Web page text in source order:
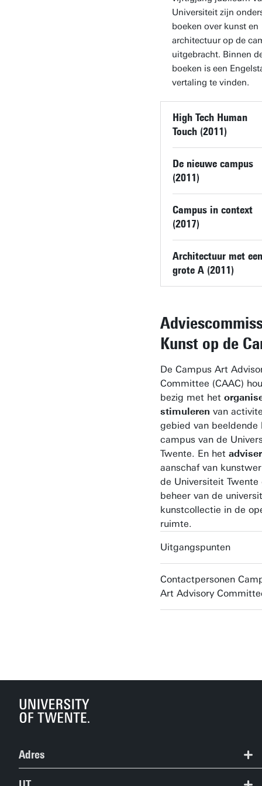
Universiteit zijn
boeken over kunst en
architectuur op de
uitgebracht. Binnen
boeken is een
vertaling te vinden.
High Tech Human
Touch (2011)
De nieuwe campus
(2011)
Campus in context
(2017)
Architectuur met een
grote A (2011)
Kunst op de
De Campus Art
Committee (CAAC)
bezig met het
stimuleren van
gebied van beeldende
campus van de
Twente. En het
aanschaf van
de Universiteit Twente
beheer van de
kunstcollectie in de
ruimte.
Uitgangspunten
Contactpersonen
Art Advisory
Adres
+31 53 489 9111